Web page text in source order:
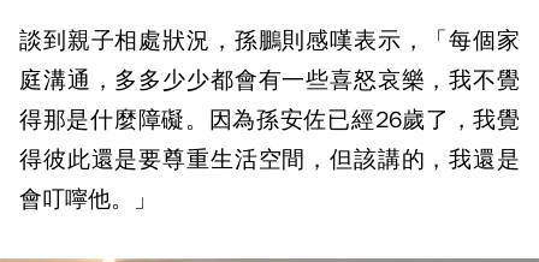
談到親子相處狀況，孫鵬則感嘆表示，「每個家
庭溝通，多多少少都會有一些喜怒哀樂，我不覺
得那是什麼障礙。因為孫安佐已經26歲了，我覺
得彼此還是要尊重生活空間，但該講的，我還是
會叮嚀他。」